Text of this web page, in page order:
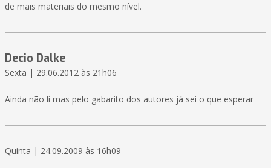
de mais materiais do mesmo nível.
Decio Dalke
Sexta | 29.06.2012 às 21h06
Ainda não li mas pelo gabarito dos autores já sei o que esperar
Quinta | 24.09.2009 às 16h09